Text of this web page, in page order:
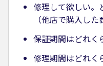
修理して欲しい。
（他店で購入した
保証期間はどれく
修理期間はどれく